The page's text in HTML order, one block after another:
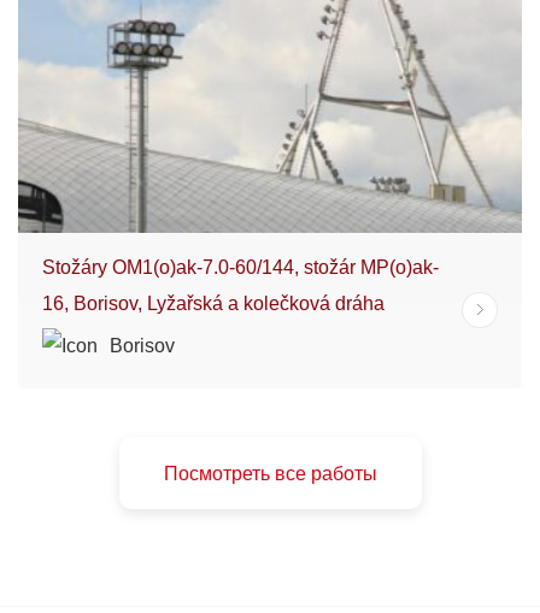
Stožáry OM1(o)ak-7.0-60/144, stožár MP(o)ak-
16, Borisov, Lyžařská a kolečková dráha
Borisov
Посмотреть все работы